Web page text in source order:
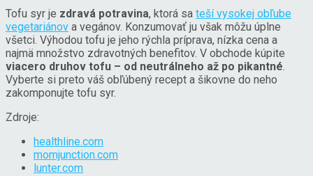
Tofu syr je zdravá potravina, ktorá sa teší vysokej obľube
vegetariánov a vegánov. Konzumovať ju však môžu úplne
všetci. Výhodou tofu je jeho rýchla príprava, nízka cena a
najmä množstvo zdravotných benefitov. V obchode kúpite
viacero druhov tofu – od neutrálneho až po pikantné.
Vyberte si preto váš obľúbený recept a šikovne do neho
zakomponujte tofu syr.
Zdroje:
healthline.com
momjunction.com
lunter.com